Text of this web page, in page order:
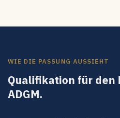
WIE DIE PASSUNG AUSSIEHT
Qualifikation für den
ADGM.